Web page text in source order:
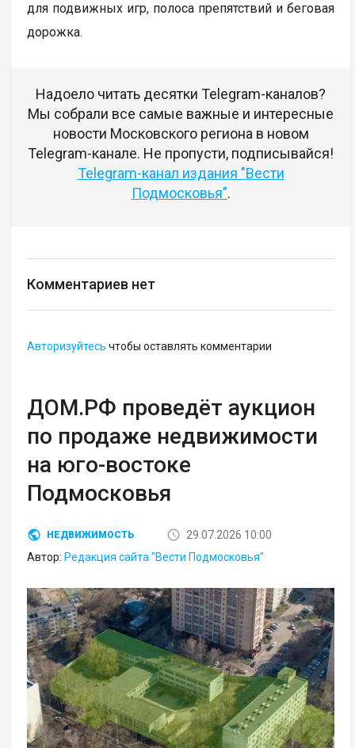
для подвижных игр, полоса препятствий и беговая
дорожка.
Надоело читать десятки Telegram-каналов?
Мы собрали все самые важные и интересные
новости Московского региона в новом
Telegram-канале. Не пропусти, подписывайся!
Telegram-канал издания "Вести
Подмосковья".
Комментариев нет
Авторизуйтесь чтобы оставлять комментарии
ДОМ.РФ проведёт аукцион
по продаже недвижимости
на юго-востоке
Подмосковья
НЕДВИЖИМОСТЬ
29.07.2026 10:00
Автор: Редакция сайта "Вести Подмосковья"